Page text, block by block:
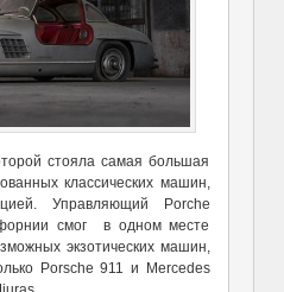
стояла самая большая
классических машин,
Управляющий Porche
смог в одном месте
экзотических машин,
Porsche 911 и Mercedes